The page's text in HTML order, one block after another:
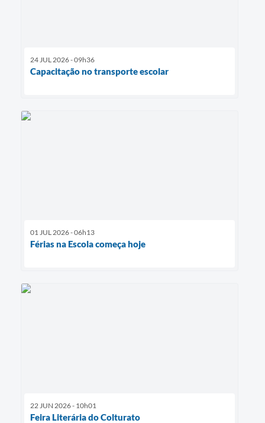
24 JUL 2026 - 09h36
Capacitação no transporte escolar
01 JUL 2026 - 06h13
Férias na Escola começa hoje
22 JUN 2026 - 10h01
Feira Literária do Colturato